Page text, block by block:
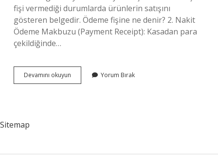
fişi vermediği durumlarda ürünlerin satışını
gösteren belgedir. Ödeme fişine ne denir? 2. Nakit
Ödeme Makbuzu (Payment Receipt): Kasadan para
çekildiğinde…
Devamını okuyun
Fişine
Yorum Bırak
Sitemap